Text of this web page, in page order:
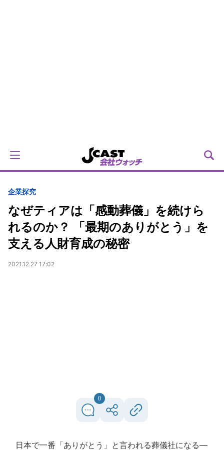
企業探究
なぜティアは「感動葬儀」を続けら
れるのか？ 「最期のありがとう」を
支える人財育成の秘密
2021.12.27 17:02
0
日本で一番「ありがとう」と言われる葬儀社になる―